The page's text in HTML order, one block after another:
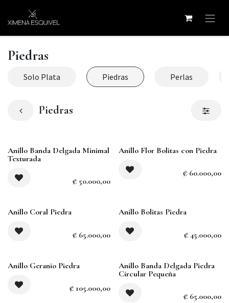
Piedras
Solo Plata Piedras Perlas
Piedras
Anillo Banda Delgada Minimal
Texturada
₡ 50.000,00
Anillo Flor Bolitas con Piedra
₡ 60.000,00
Anillo Coral Piedra
₡ 65.000,00
Anillo Bolitas Piedra
₡ 45.000,00
Anillo Geranio Piedra
₡ 105.000,00
Anillo Banda Delgada Piedra
Circular Pequeña
₡ 65.000,00